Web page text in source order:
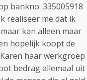
bankno: 335005918
realiseer me dat ik
kan alleen maar
hopelijk koopt de
haar werkgroep
bedrag allemaal uit